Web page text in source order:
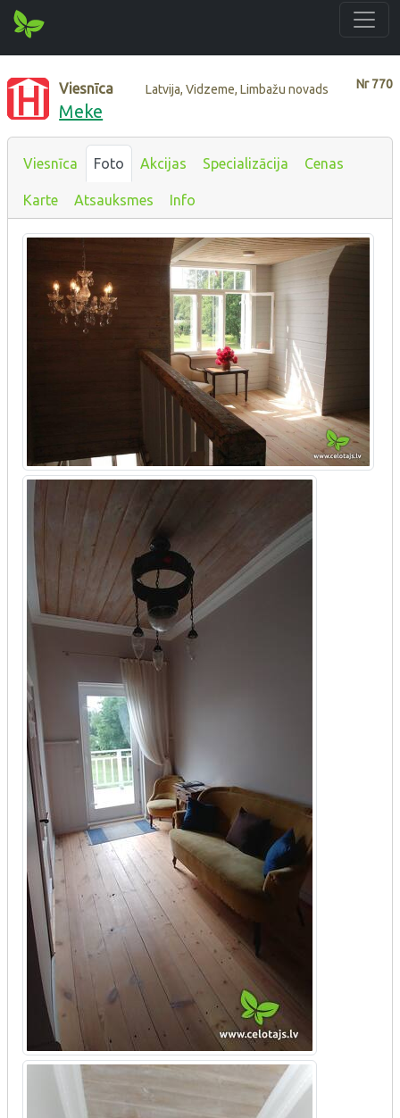
Nr770
Viesnīca Latvija, Vidzeme, Limbažu novads
Meke
Viesnīca Foto Akcijas Specializācija Cenas
Karte Atsauksmes Info